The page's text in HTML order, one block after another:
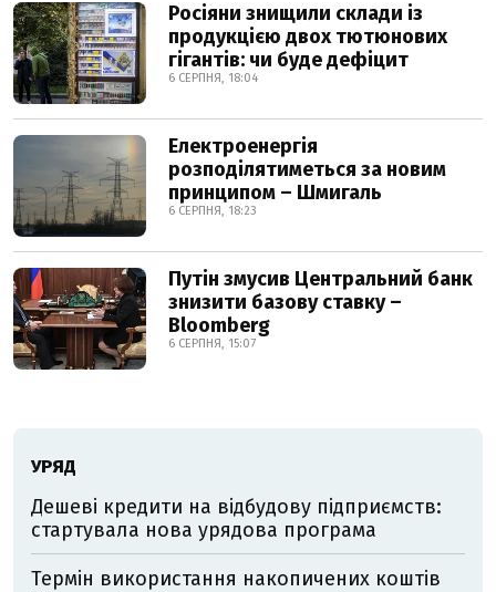
Росіяни знищили склади із
продукцією двох тютюнових
гігантів: чи буде дефіцит
6 СЕРПНЯ, 18:04
Електроенергія
розподілятиметься за новим
принципом – Шмигаль
6 СЕРПНЯ, 18:23
Путін змусив Центральний банк
знизити базову ставку –
Bloomberg
6 СЕРПНЯ, 15:07
УРЯД
Дешеві кредити на відбудову підприємств:
стартувала нова урядова програма
Термін використання накопичених коштів